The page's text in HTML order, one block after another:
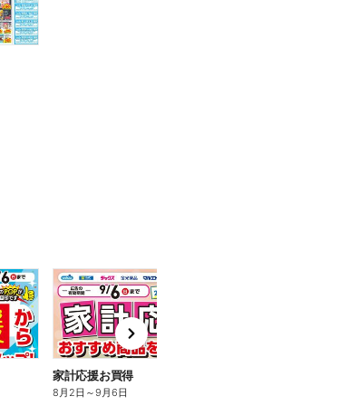
家計応援お買得
8月2日 ～9月6日
n
e
x
t